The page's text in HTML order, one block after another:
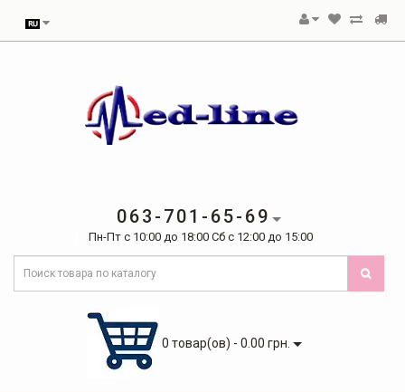
063-701-65-69
Пн-Пт с 10:00 до 18:00 Сб с 12:00 до 15:00
0 товар(ов) - 0.00 грн.